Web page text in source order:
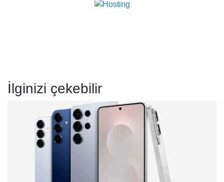
İlginizi çekebilir